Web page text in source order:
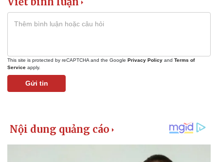
This site is protected by reCAPTCHA and the Google Privacy Policy and Terms of
Service apply.
Gửi tin